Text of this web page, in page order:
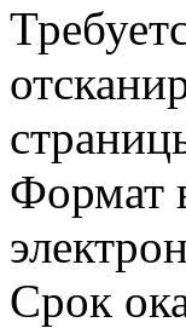
Формат
Срок